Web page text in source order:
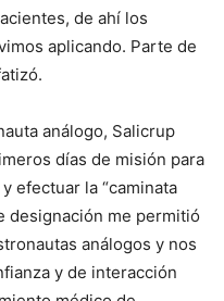
de ahí los
aplicando. Parte de
análogo, Salicrup
días de misión para
efectuar la “caminata
designación me permitió
análogos y nos
y de interacción